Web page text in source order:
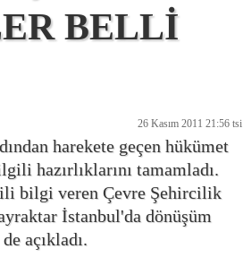
BELLİ
26 Kasım 2011 21:56 tsi
harekete geçen hükümet
hazırlıklarını tamamladı.
bilgi veren Çevre Şehircilik
İstanbul'da dönüşüm
açıkladı.